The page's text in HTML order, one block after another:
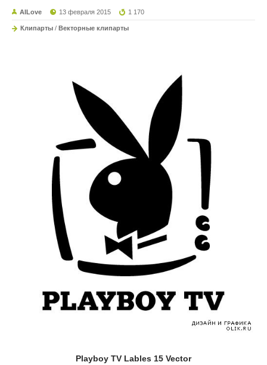
AILove 13 февраля 2015 1 170
Клипарты / Векторные клипарты
Playboy TV Lables 15 Vector